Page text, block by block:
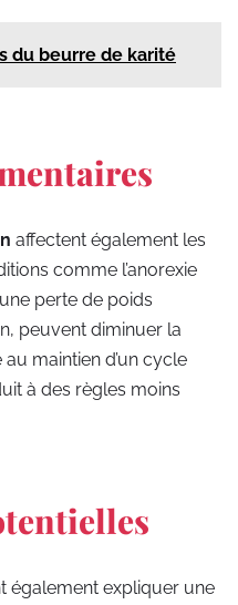
du beurre de karité
affectent également les
comme l’anorexie
perte de poids
peuvent diminuer la
au maintien d’un cycle
à des règles moins
également expliquer une